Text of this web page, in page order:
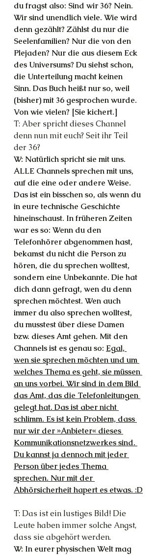
du fragst also: Sind wir 36? Nein.
Wir sind unendlich viele. Wie wird
denn gezählt? Zählst du nur die
Seelenfamilien? Nur die von den
Plejaden? Nur die aus diesem Eck
des Universums? Du siehst schon,
die Unterteilung macht keinen
Sinn. Das Buch heißt nur so, weil
(bisher) mit 36 gesprochen wurde.
Von wie vielen? [Sie kichert.]
T: Aber spricht dieses Channel
denn nun mit euch? Seit ihr Teil
der 36?
W: Natürlich spricht sie mit uns.
ALLE Channels sprechen mit uns,
auf die eine oder andere Weise.
Das ist ein bisschen so, als wenn du
in eure technische Geschichte
hineinschaust. In früheren Zeiten
war es so: Wenn du den
Telefonhörer abgenommen hast,
bekamst du nicht die Person zu
hören, die du sprechen wolltest,
sondern eine Unbekannte. Die hat
dich dann gefragt, wen du denn
sprechen möchtest. Wen auch
immer du also sprechen wolltest,
du musstest über diese Damen
bzw. dieses Amt gehen. Mit den
Channels ist es genau so: Egal,
wen sie sprechen möchten und um
welches Thema es geht, sie müssen
an uns vorbei. Wir sind in dem Bild
das Amt, das die Telefonleitungen
gelegt hat. Das ist aber nicht
schlimm. Es ist kein Problem, dass
nur wir der »Anbieter« dieses
Kommunikationsnetzwerkes sind.
Du kannst ja dennoch mit jeder
Person über jedes Thema
sprechen. Nur mit der
Abhörsicherheit hapert es etwas. :D
T: Das ist ein lustiges Bild! Die
Leute haben immer solche Angst,
dass sie abgehört werden.
W: In eurer physischen Welt mag